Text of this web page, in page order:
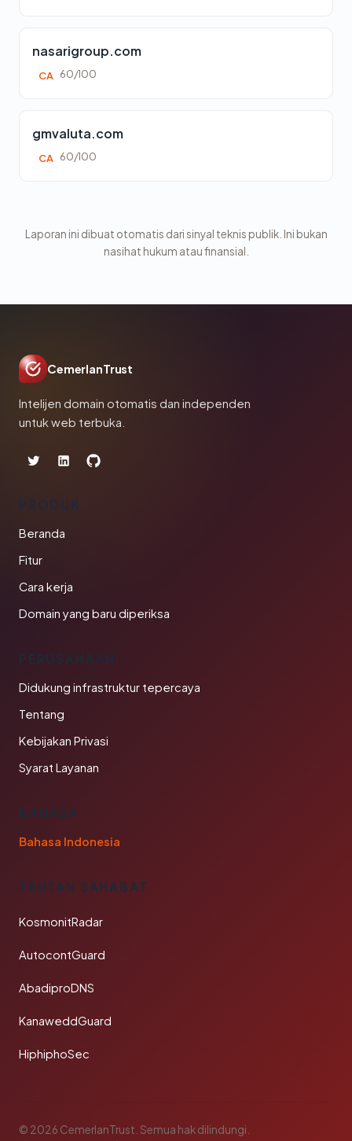
nasarigroup.com
CA 60/100
gmvaluta.com
CA 60/100
Laporan ini dibuat otomatis dari sinyal teknis publik. Ini bukan
nasihat hukum atau finansial.
CemerlanTrust
Intelijen domain otomatis dan independen
untuk web terbuka.
PRODUK
Beranda
Fitur
Cara kerja
Domain yang baru diperiksa
PERUSAHAAN
Didukung infrastruktur tepercaya
Tentang
Kebijakan Privasi
Syarat Layanan
BAHASA
Bahasa Indonesia
TAUTAN SAHABAT
KosmonitRadar
AutocontGuard
AbadiproDNS
KanaweddGuard
HiphiphoSec
© 2026 CemerlanTrust. Semua hak dilindungi.